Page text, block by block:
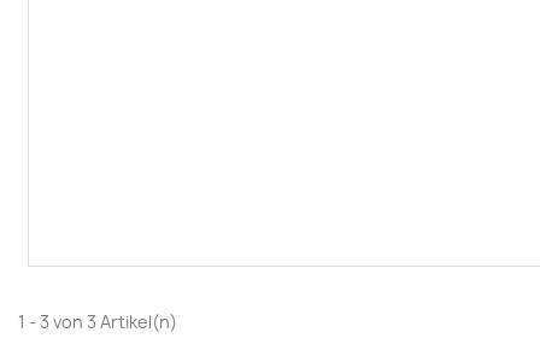
1 - 3 von 3 Artikel(n)